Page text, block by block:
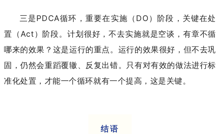
三是PDCA循环，重要在实施（DO）阶段，关键在处
置（Act）阶段。计划很好，不去实施就是空谈，有章不循
哪来的效果？这是运行的重点。运行的效果很好，但不去巩
固，仍然会重蹈覆辙、反复出错。只有对有效的做法进行标
准化处置，才能一个循环就有一个提高，这是关键。
结语